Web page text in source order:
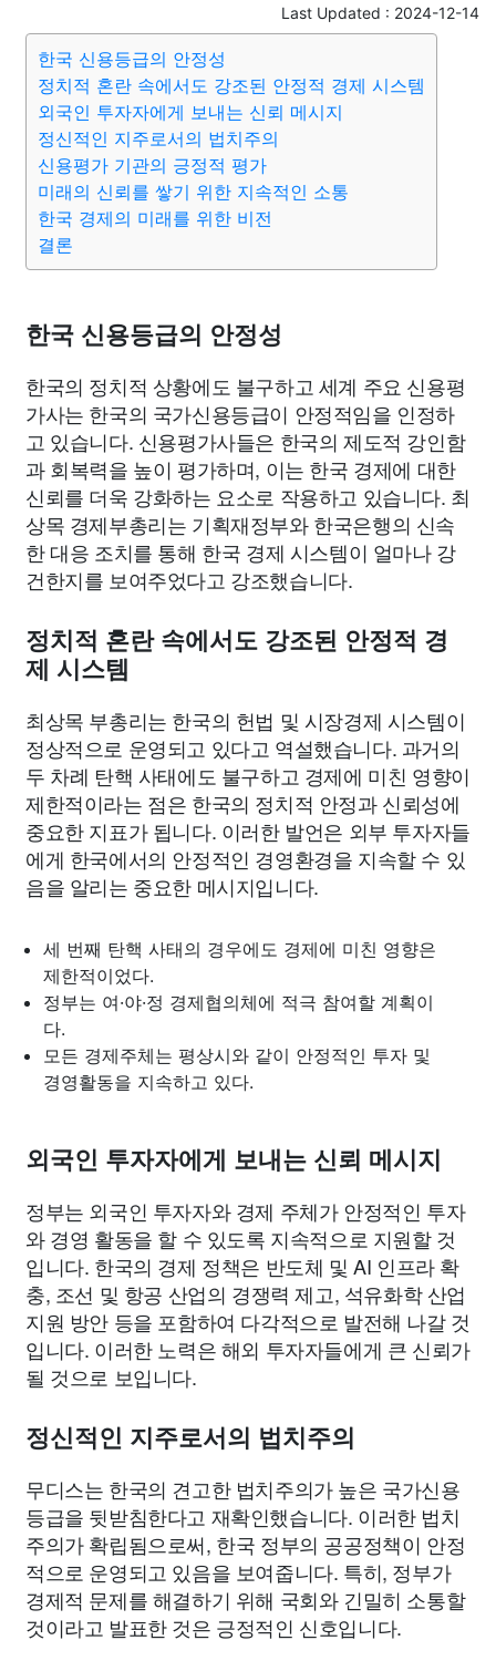
Last Updated : 2024-12-14
한국 신용등급의 안정성
정치적 혼란 속에서도 강조된 안정적 경제 시스템
외국인 투자자에게 보내는 신뢰 메시지
정신적인 지주로서의 법치주의
신용평가 기관의 긍정적 평가
미래의 신뢰를 쌓기 위한 지속적인 소통
한국 경제의 미래를 위한 비전
결론
한국 신용등급의 안정성
한국의 정치적 상황에도 불구하고 세계 주요 신용평
가사는 한국의 국가신용등급이 안정적임을 인정하
고 있습니다. 신용평가사들은 한국의 제도적 강인함
과 회복력을 높이 평가하며, 이는 한국 경제에 대한
신뢰를 더욱 강화하는 요소로 작용하고 있습니다. 최
상목 경제부총리는 기획재정부와 한국은행의 신속
한 대응 조치를 통해 한국 경제 시스템이 얼마나 강
건한지를 보여주었다고 강조했습니다.
정치적 혼란 속에서도 강조된 안정적 경
제 시스템
최상목 부총리는 한국의 헌법 및 시장경제 시스템이
정상적으로 운영되고 있다고 역설했습니다. 과거의
두 차례 탄핵 사태에도 불구하고 경제에 미친 영향이
제한적이라는 점은 한국의 정치적 안정과 신뢰성에
중요한 지표가 됩니다. 이러한 발언은 외부 투자자들
에게 한국에서의 안정적인 경영환경을 지속할 수 있
음을 알리는 중요한 메시지입니다.
세 번째 탄핵 사태의 경우에도 경제에 미친 영향은
제한적이었다.
정부는 여·야·정 경제협의체에 적극 참여할 계획이
다.
모든 경제주체는 평상시와 같이 안정적인 투자 및
경영활동을 지속하고 있다.
외국인 투자자에게 보내는 신뢰 메시지
정부는 외국인 투자자와 경제 주체가 안정적인 투자
와 경영 활동을 할 수 있도록 지속적으로 지원할 것
입니다. 한국의 경제 정책은 반도체 및 AI 인프라 확
충, 조선 및 항공 산업의 경쟁력 제고, 석유화학 산업
지원 방안 등을 포함하여 다각적으로 발전해 나갈 것
입니다. 이러한 노력은 해외 투자자들에게 큰 신뢰가
될 것으로 보입니다.
정신적인 지주로서의 법치주의
무디스는 한국의 견고한 법치주의가 높은 국가신용
등급을 뒷받침한다고 재확인했습니다. 이러한 법치
주의가 확립됨으로써, 한국 정부의 공공정책이 안정
적으로 운영되고 있음을 보여줍니다. 특히, 정부가
경제적 문제를 해결하기 위해 국회와 긴밀히 소통할
것이라고 발표한 것은 긍정적인 신호입니다.